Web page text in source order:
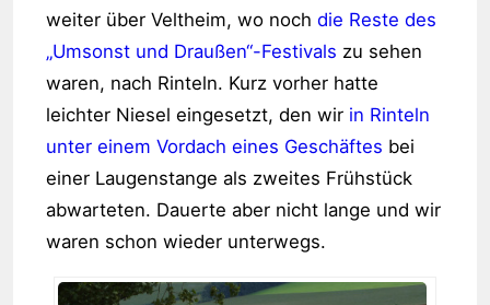
weiter über Veltheim, wo noch die Reste des
„Umsonst und Draußen“-Festivals zu sehen
waren, nach Rinteln. Kurz vorher hatte
leichter Niesel eingesetzt, den wir in Rinteln
unter einem Vordach eines Geschäftes bei
einer Laugenstange als zweites Frühstück
abwarteten. Dauerte aber nicht lange und wir
waren schon wieder unterwegs.